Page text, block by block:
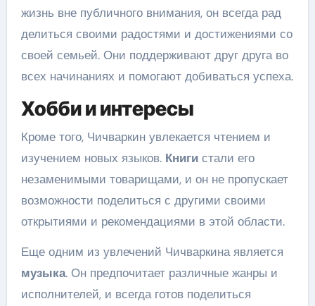
жизнь вне публичного внимания, он всегда рад
делиться своими радостями и достижениями со
своей семьей. Они поддерживают друг друга во
всех начинаниях и помогают добиваться успеха.
Хобби и интересы
Кроме того, Чичваркин увлекается чтением и
изучением новых языков. Книгистали его
незаменимыми товарищами, и он не пропускает
возможности поделиться с другими своими
открытиями и рекомендациями в этой области.
Еще одним из увлечений Чичваркина является
музыка. Он предпочитает различные жанры и
исполнителей, и всегда готов поделиться